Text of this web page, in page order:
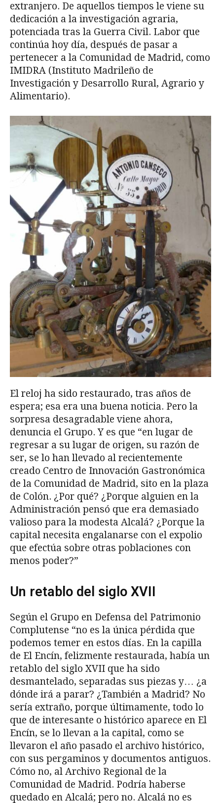
extranjero. De aquellos tiempos le viene su
dedicación a la investigación agraria,
potenciada tras la Guerra Civil. Labor que
continúa hoy día, después de pasar a
pertenecer a la Comunidad de Madrid, como
IMIDRA (Instituto Madrileño de
Investigación y Desarrollo Rural, Agrario y
Alimentario).
El reloj ha sido restaurado, tras años de
espera; esa era una buena noticia. Pero la
sorpresa desagradable viene ahora,
denuncia el Grupo. Y es que “en lugar de
regresar a su lugar de origen, su razón de
ser, se lo han llevado al recientemente
creado Centro de Innovación Gastronómica
de la Comunidad de Madrid, sito en la plaza
de Colón. ¿Por qué? ¿Porque alguien en la
Administración pensó que era demasiado
valioso para la modesta Alcalá? ¿Porque la
capital necesita engalanarse con el expolio
que efectúa sobre otras poblaciones con
menos poder?”
Un retablo del siglo XVII
Según el Grupo en Defensa del Patrimonio
Complutense “no es la única pérdida que
podemos temer en estos días. En la capilla
de El Encín, felizmente restaurada, había un
retablo del siglo XVII que ha sido
desmantelado, separadas sus piezas y… ¿a
dónde irá a parar? ¿También a Madrid? No
sería extraño, porque últimamente, todo lo
que de interesante o histórico aparece en El
Encín, se lo llevan a la capital, como se
llevaron el año pasado el archivo histórico,
con sus pergaminos y documentos antiguos.
Cómo no, al Archivo Regional de la
Comunidad de Madrid. Podría haberse
quedado en Alcalá; pero no. Alcalá no es